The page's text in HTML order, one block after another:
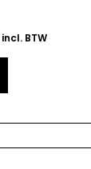
incl. BTW